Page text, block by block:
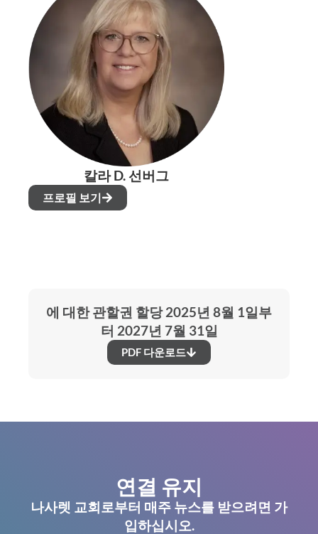
칼라 D. 선버그
프로필 보기
에 대한 관할권 할당 2025년 8월 1일부
터 2027년 7월 31일
PDF 다운로드
연결 유지
나사렛 교회로부터 매주 뉴스를 받으려면 가
입하십시오.